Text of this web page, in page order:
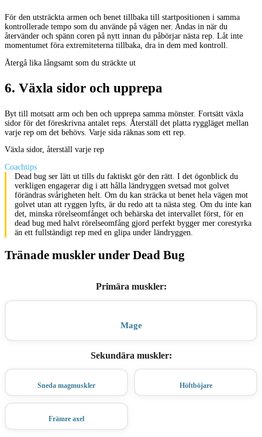
För den utsträckta armen och benet tillbaka till startpositionen i samma
kontrollerade tempo som du använde på vägen ner. Andas in när du
återvänder och spänn coren på nytt innan du påbörjar nästa rep. Låt inte
momentumet föra extremiteterna tillbaka, dra in dem med kontroll.
Återgå lika långsamt som du sträckte ut
6. Växla sidor och upprepa
Byt till motsatt arm och ben och upprepa samma mönster. Fortsätt växla
sidor för det föreskrivna antalet reps. Återställ det platta ryggläget mellan
varje rep om det behövs. Varje sida räknas som ett rep.
Växla sidor, återställ varje rep
Coachtips
Dead bug ser lätt ut tills du faktiskt gör den rätt. I det ögonblick du
verkligen engagerar dig i att hålla ländryggen svetsad mot golvet
förändras svårigheten helt. Om du kan sträcka ut benet hela vägen mot
golvet utan att ryggen lyfts, är du redo att ta nästa steg. Om du inte kan
det, minska rörelseomfånget och behärska det intervallet först, för en
dead bug med halvt rörelseomfång gjord perfekt bygger mer corestyrka
än ett fullständigt rep med en glipa under ländryggen.
Tränade muskler under Dead Bug
Primära muskler:
Mage
Sekundära muskler:
Sneda magmuskler Höftböjare
Främre axel